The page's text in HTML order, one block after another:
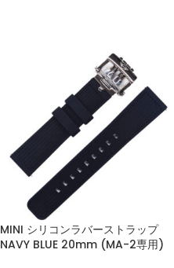
MINI シリコンラバーストラップ
NAVY BLUE 20mm (MA-2専用)